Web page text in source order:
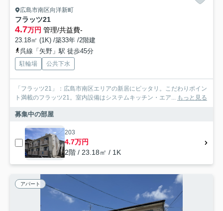
広島市南区向洋新町
フラッツ21
4.7万円 管理/共益費-
23.18㎡ (1K) /築33年 /2階建
呉線「矢野」駅 徒歩45分
駐輪場 公共下水
「フラッツ21」：広島市南区エリアの新居にピッタリ。こだわりポイン
ト満載のフラッツ21。室内設備はシステムキッチン・エア... もっと見る
募集中の部屋
203
4.7万円
2階 / 23.18㎡ / 1K
アパート